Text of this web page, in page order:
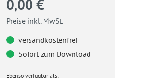
0,00 €
Preise inkl. MwSt.
versandkostenfrei
Sofort zum Download
Ebenso verfügbar als: